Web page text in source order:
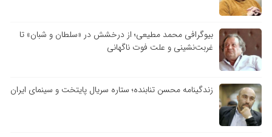
بیوگرافی محمد مطیعی؛ از درخشش در «سلطان و شبان» تا
غربت‌نشینی و علت فوت ناگهانی
زندگینامه محسن تنابنده؛ ستاره سریال پایتخت و سینمای ایران